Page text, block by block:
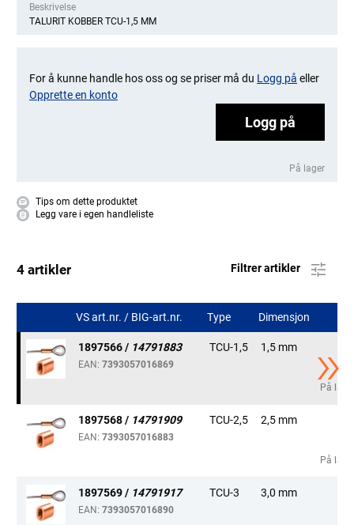
Beskrivelse
TALURIT KOBBER TCU-1,5 MM
For å kunne handle hos oss og se priser må du Logg på eller
Opprette en konto
Logg på
På lager
Tips om dette produktet
Legg vare i egen handleliste
4 artikler Filtrer artikler
VS art.nr. / BIG-art.nr. Type Dimensjon
1897566 / 14791883
EAN: 7393057016869
TCU-1,5 1,5 mm
På
1897568 / 14791909
EAN: 7393057016883
TCU-2,5 2,5 mm
På
1897569 / 14791917
EAN: 7393057016890
TCU-3 3,0 mm